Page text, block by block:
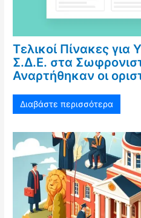
Τελικοί Πίνακες για
Σ.Δ.Ε. στα
Αναρτήθηκαν οι
Διαβάστε περισσότερα